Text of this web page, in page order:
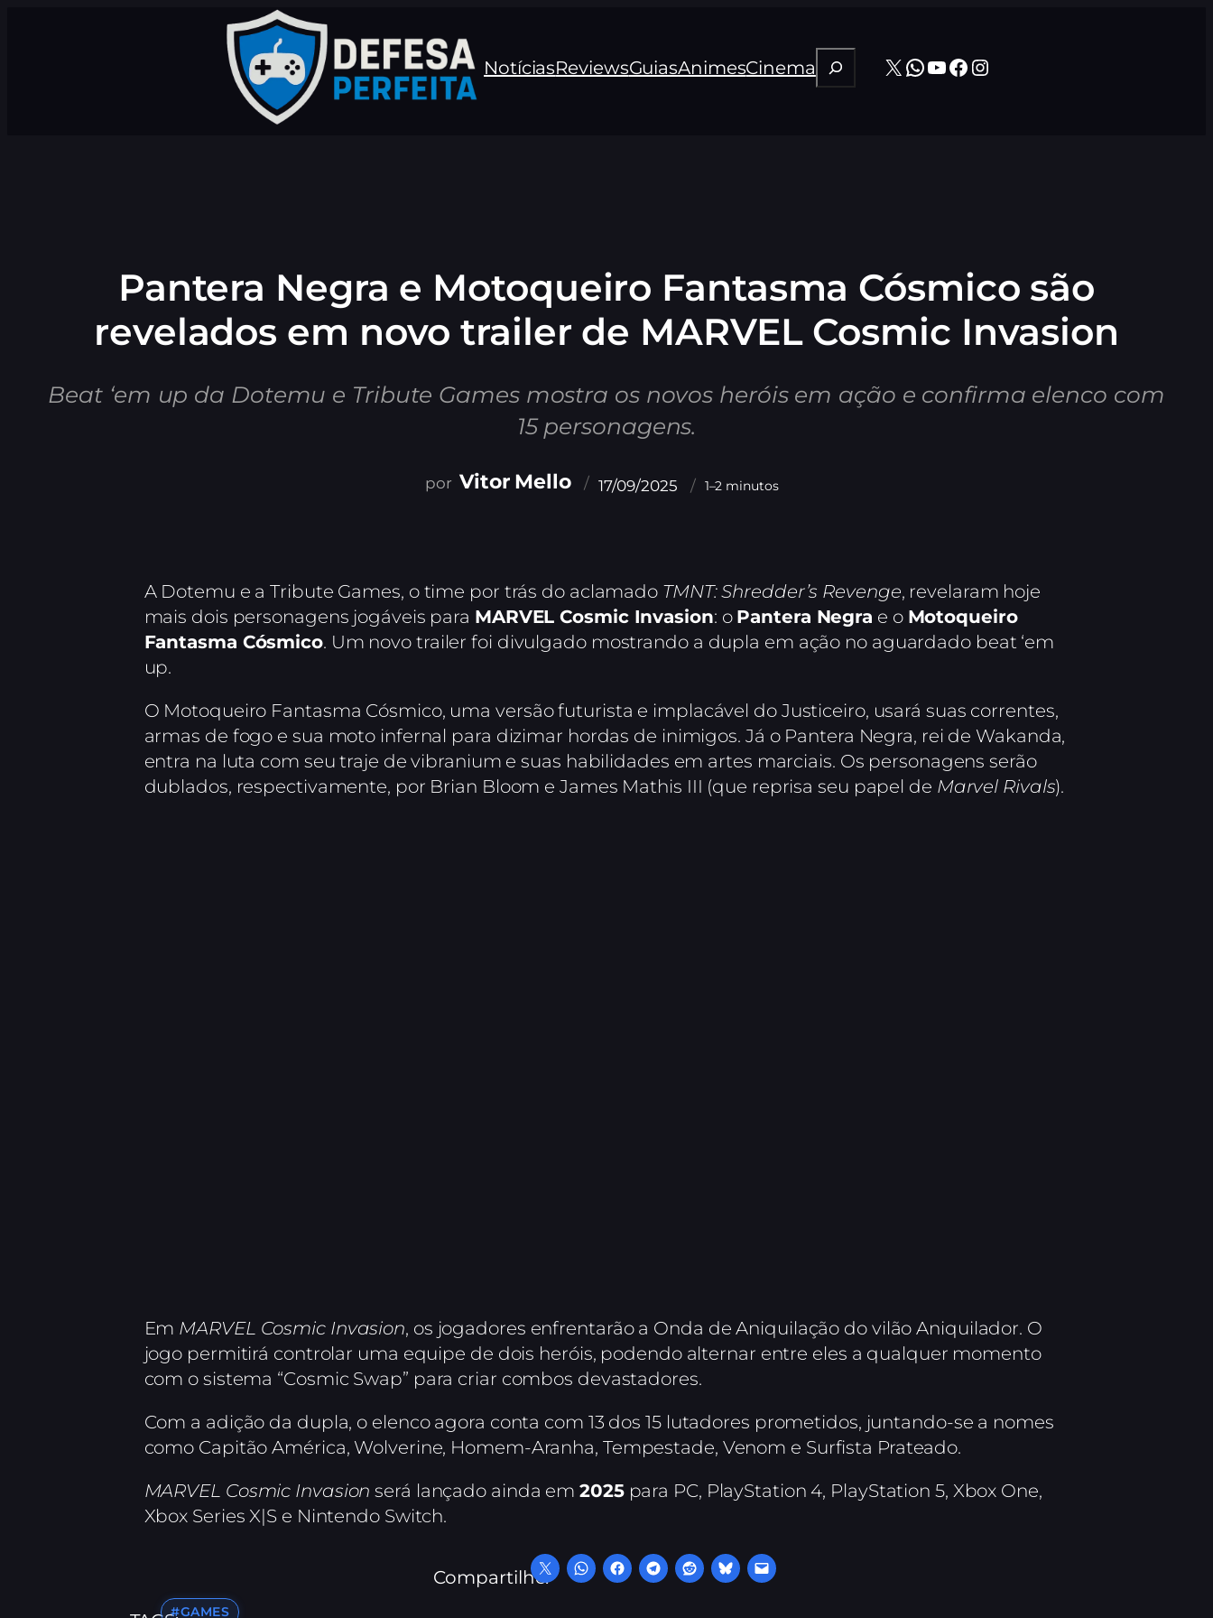
NotíciasReviewsGuiasAnimesCinema Pesquisar
X WhatsApp
Youtube
Facebook
Instagram
Pantera Negra e Motoqueiro Fantasma Cósmico são
revelados em novo trailer de MARVEL Cosmic Invasion
Beat ‘em up da Dotemu e Tribute Games mostra os novos heróis em ação e confirma elenco com
15 personagens.
Vitor Mello 17/09/2025 1–2 minutos
A Dotemu e a Tribute Games, o time por trás do aclamado TMNT: Shredder’s Revenge, revelaram hoje
mais dois personagens jogáveis para MARVEL Cosmic Invasion: o Pantera Negra e o Motoqueiro
Fantasma Cósmico. Um novo trailer foi divulgado mostrando a dupla em ação no aguardado beat ‘em
up.
O Motoqueiro Fantasma Cósmico, uma versão futurista e implacável do Justiceiro, usará suas correntes,
armas de fogo e sua moto infernal para dizimar hordas de inimigos. Já o Pantera Negra, rei de Wakanda,
entra na luta com seu traje de vibranium e suas habilidades em artes marciais. Os personagens serão
dublados, respectivamente, por Brian Bloom e James Mathis III (que reprisa seu papel de Marvel Rivals).
Em MARVEL Cosmic Invasion, os jogadores enfrentarão a Onda de Aniquilação do vilão Aniquilador. O
jogo permitirá controlar uma equipe de dois heróis, podendo alternar entre eles a qualquer momento
com o sistema “Cosmic Swap” para criar combos devastadores.
Com a adição da dupla, o elenco agora conta com 13 dos 15 lutadores prometidos, juntando-se a nomes
como Capitão América, Wolverine, Homem-Aranha, Tempestade, Venom e Surfista Prateado.
MARVEL Cosmic Invasion será lançado ainda em2025para PC, PlayStation 4, PlayStation 5, Xbox One,
Xbox Series X|S e Nintendo Switch.
Compartilhe:
#GAMES